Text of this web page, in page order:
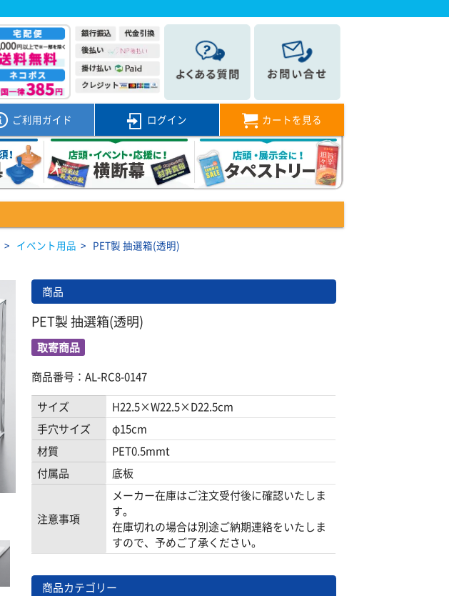
ご利用ガイド ログイン カートを見る
> イベント用品 > PET製 抽選箱(透明)
商品
PET製 抽選箱(透明)
取寄商品
商品番号：AL-RC8-0147
サイズ
H22.5×W22.5×D22.5cm
手穴サイズ
φ15cm
材質
PET0.5mmt
付属品
底板
注意事項
メーカー在庫はご注文受付後に確認いたしま
す。
在庫切れの場合は別途ご納期連絡をいたしま
すので、予めご了承ください。
商品カテゴリー